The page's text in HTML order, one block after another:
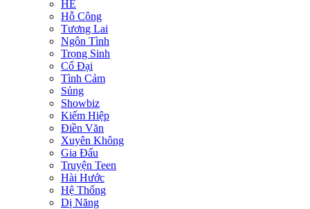
HE
Hỗ Công
Tương Lai
Ngôn Tình
Trọng Sinh
Cổ Đại
Tình Cảm
Sủng
Showbiz
Kiếm Hiệp
Điền Văn
Xuyên Không
Gia Đấu
Truyện Teen
Hài Hước
Hệ Thống
Dị Năng